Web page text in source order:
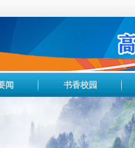
闻 书香校园